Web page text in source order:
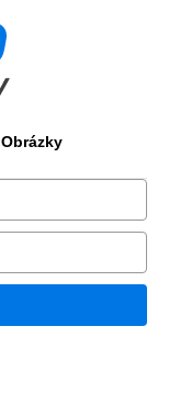
Obrázky